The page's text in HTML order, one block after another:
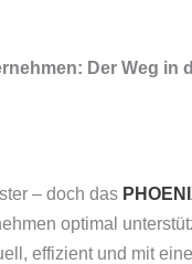
Der Weg in
– doch das
optimal
effizient und mit